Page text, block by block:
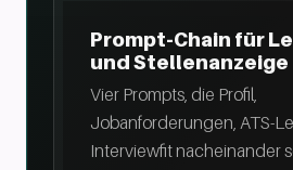
Prompt-Chain für
und Stellenanzeige
Vier Prompts, die Profil,
Jobanforderungen, ATS-
Interviewfit nacheinander